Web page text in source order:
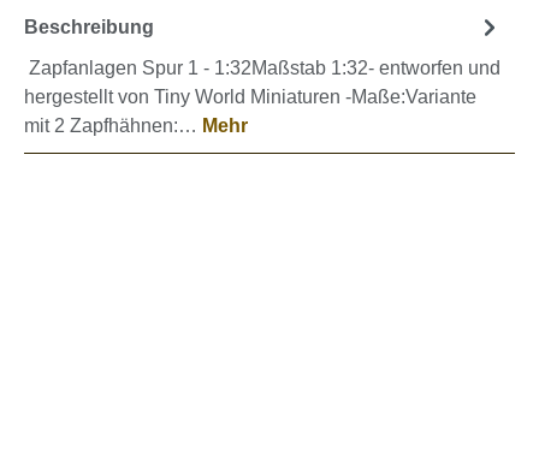
Beschreibung
Zapfanlagen Spur 1 - 1:32Maßstab 1:32- entworfen und
hergestellt von Tiny World Miniaturen -Maße:Variante
mit 2 Zapfhähnen:… Mehr